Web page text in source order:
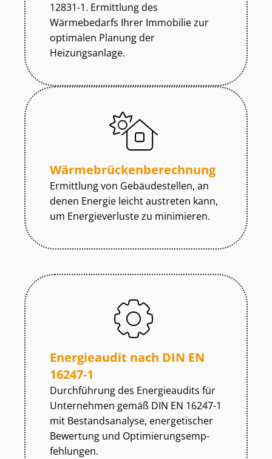
12831-1. Ermittlung des
Wärmebedarfs Ihrer Immobilie zur
optimalen Planung der
Heizungsanlage.
Wär­me­brü­cken­be­rech­nung
Ermittlung von Gebäudestellen, an
denen Energie leicht austreten kann,
um Energieverluste zu minimieren.
Energieaudit nach DIN EN
16247-1
Durchführung des Energieaudits für
Unternehmen gemäß DIN EN 16247-1
mit Bestandsanalyse, energetischer
Bewertung und Op­ti­mie­rungs­emp­
feh­lun­gen.